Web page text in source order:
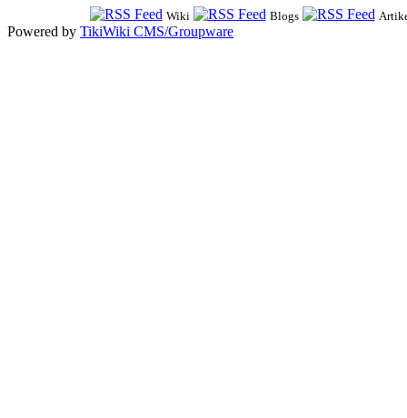
Wiki Blogs
Powered by TikiWiki CMS/Groupware